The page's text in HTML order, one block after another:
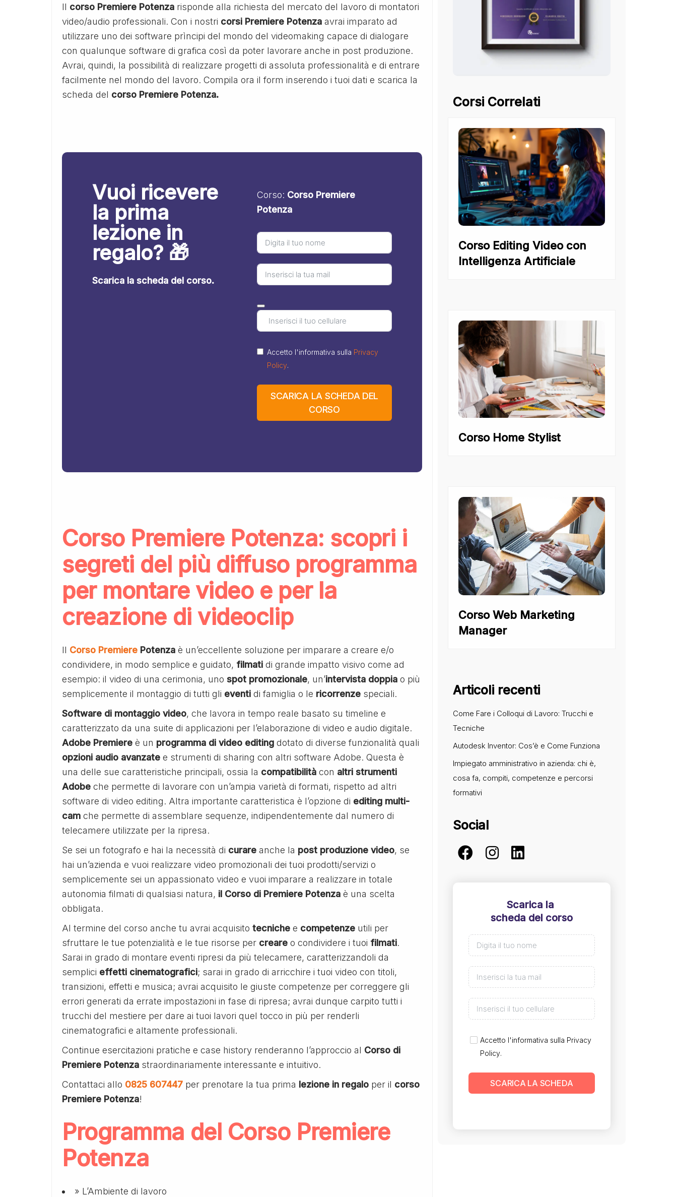
Il corso Premiere Potenza risponde alla richiesta del mercato del lavoro di montatori
video/audio professionali. Con i nostri corsi Premiere Potenza avrai imparato ad
utilizzare uno dei software prìncipi del mondo del videomaking capace di dialogare
con qualunque software di grafica così da poter lavorare anche in post produzione.
Avrai, quindi, la possibilità di realizzare progetti di assoluta professionalità e di entrare
facilmente nel mondo del lavoro. Compila ora il form inserendo i tuoi dati e scarica la
scheda del corso Premiere Potenza.
Vuoi ricevere
la prima
lezione in
regalo? 🎁
Scarica la scheda del corso.
Corso: Corso Premiere
Potenza
Accetto l'informativa sulla Privacy
Policy.
SCARICA LA SCHEDA DEL
CORSO
Corso Premiere Potenza: scopri i
segreti del più diffuso programma
per montare video e per la
creazione di videoclip
Il Corso Premiere Potenza è un’eccellente soluzione per imparare a creare e/o
condividere, in modo semplice e guidato, filmati di grande impatto visivo come ad
esempio: il video di una cerimonia, uno spot promozionale, un’intervista doppia o più
semplicemente il montaggio di tutti gli eventi di famiglia o le ricorrenze speciali.
Software di montaggio video, che lavora in tempo reale basato su timeline e
caratterizzato da una suite di applicazioni per l’elaborazione di video e audio digitale.
Adobe Premiere è un programma di video editing dotato di diverse funzionalità quali
opzioni audio avanzate e strumenti di sharing con altri software Adobe. Questa è
una delle sue caratteristiche principali, ossia la compatibilità con altri strumenti
Adobe che permette di lavorare con un’ampia varietà di formati, rispetto ad altri
software di video editing. Altra importante caratteristica è l’opzione di editing multi-
cam che permette di assemblare sequenze, indipendentemente dal numero di
telecamere utilizzate per la ripresa.
Se sei un fotografo e hai la necessità di curare anche la post produzione video, se
hai un’azienda e vuoi realizzare video promozionali dei tuoi prodotti/servizi o
semplicemente sei un appassionato video e vuoi imparare a realizzare in totale
autonomia filmati di qualsiasi natura, il Corso di Premiere Potenza è una scelta
obbligata.
Al termine del corso anche tu avrai acquisito tecniche e competenze utili per
sfruttare le tue potenzialità e le tue risorse per creare o condividere i tuoi filmati.
Sarai in grado di montare eventi ripresi da più telecamere, caratterizzandoli da
semplici effetti cinematografici; sarai in grado di arricchire i tuoi video con titoli,
transizioni, effetti e musica; avrai acquisito le giuste competenze per correggere gli
errori generati da errate impostazioni in fase di ripresa; avrai dunque carpito tutti i
trucchi del mestiere per dare ai tuoi lavori quel tocco in più per renderli
cinematografici e altamente professionali.
Continue esercitazioni pratiche e case history renderanno l’approccio al Corso di
Premiere Potenza straordinariamente interessante e intuitivo.
Contattaci allo 0825 607447 per prenotare la tua prima lezione in regalo per il corso
Premiere Potenza!
Programma del Corso Premiere
Potenza
» L’Ambiente di lavoro
Corsi Correlati
Corso Editing Video con
Intelligenza Artificiale
Corso Home Stylist
Corso Web Marketing
Manager
Articoli recenti
Come Fare i Colloqui di Lavoro: Trucchi e
Tecniche
Autodesk Inventor: Cos’è e Come Funziona
Impiegato amministrativo in azienda: chi è,
cosa fa, compiti, competenze e percorsi
formativi
Social
Scarica la
scheda del corso
Accetto l'informativa sulla Privacy
Policy.
SCARICA LA SCHEDA